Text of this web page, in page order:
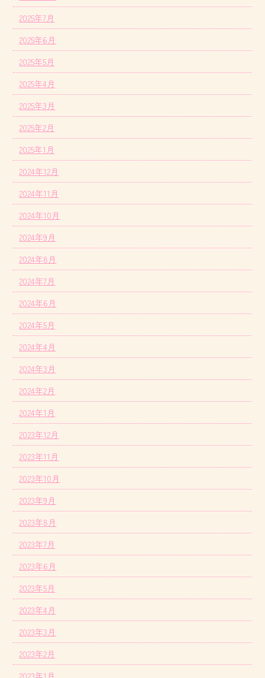
2025年7月
2025年6月
2025年5月
2025年4月
2025年3月
2025年2月
2025年1月
2024年12月
2024年11月
2024年10月
2024年9月
2024年8月
2024年7月
2024年6月
2024年5月
2024年4月
2024年3月
2024年2月
2024年1月
2023年12月
2023年11月
2023年10月
2023年9月
2023年8月
2023年7月
2023年6月
2023年5月
2023年4月
2023年3月
2023年2月